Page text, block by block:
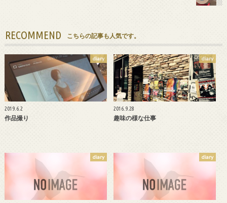
RECOMMEND こちらの記事も人気です。
diary
2019.6.2
作品撮り
diary
2016.9.28
趣味の様な仕事
diary diary